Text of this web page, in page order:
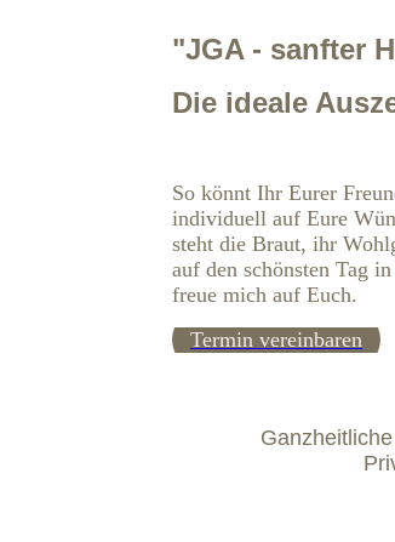
"JGA - sanfter
Die ideale
So könnt Ihr Eurer
individuell auf Eure
steht die Braut, ihr
auf den schönsten Tag
freue mich auf Euch.
Termin vereinbaren